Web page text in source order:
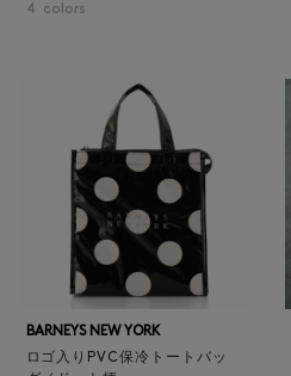
4 colors
BARNEYS NEW YORK
ロゴ入りPVC保冷トートバッ